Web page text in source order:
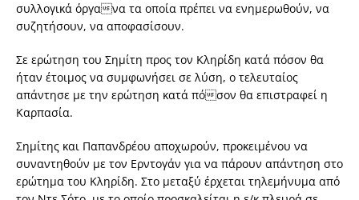
συλλογικά όργανα τα οποία πρέπει να ενημερωθούν, να
συζητήσουν, να αποφασίσουν.
Σε ερώτηση του Σημίτη προς τον Κληρίδη κατά πόσον θα
ήταν έτοιμος να συμφωνήσει σε λύση, ο τελευταίος
απάντησε με την ερώτηση κατά πόσον θα επιστραφεί η
Καρπασία.
Σημίτης και Παπανδρέου αποχωρούν, προκειμένου να
συναντηθούν με τον Ερντογάν για να πάρουν απάντηση στο
ερώτημα του Κληρίδη. Στο μεταξύ έρχεται τηλεμήνυμα από